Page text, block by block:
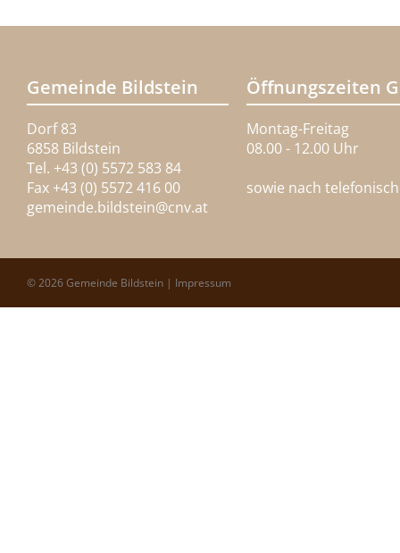
Gemeinde Bildstein
Dorf 83
6858 Bildstein
Tel. +43 (0) 5572 583 84
Fax +43 (0) 5572 416 00
gemeinde.bildstein@cnv.at
Öffnungszeiten
Montag-Freitag
08.00 - 12.00 Uhr
sowie nach
© 2026 Gemeinde Bildstein | Impressum